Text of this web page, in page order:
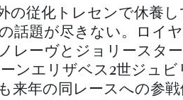
の従化トレセンで休養
話題が尽きない。ロイ
レーヴとジョリースタ
ンエリザベス2世ジュ
来年の同レースへの参